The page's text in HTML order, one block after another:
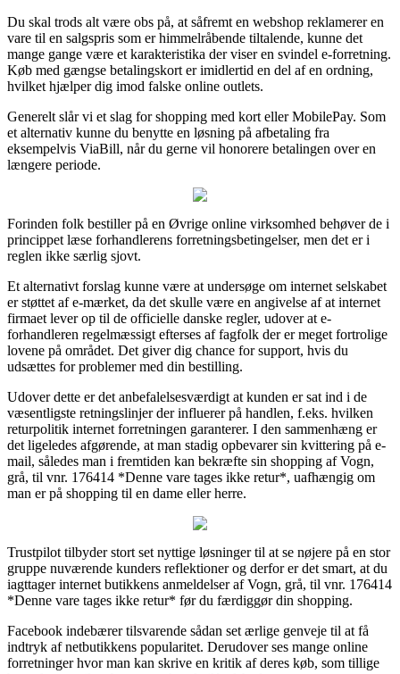
Du skal trods alt være obs på, at såfremt en webshop reklamerer en
vare til en salgspris som er himmelråbende tiltalende, kunne det
mange gange være et karakteristika der viser en svindel e-forretning.
Køb med gængse betalingskort er imidlertid en del af en ordning,
hvilket hjælper dig imod falske online outlets.
Generelt slår vi et slag for shopping med kort eller MobilePay. Som
et alternativ kunne du benytte en løsning på afbetaling fra
eksempelvis ViaBill, når du gerne vil honorere betalingen over en
længere periode.
Forinden folk bestiller på en Øvrige online virksomhed behøver de i
princippet læse forhandlerens forretningsbetingelser, men det er i
reglen ikke særlig sjovt.
Et alternativt forslag kunne være at undersøge om internet selskabet
er støttet af e-mærket, da det skulle være en angivelse af at internet
firmaet lever op til de officielle danske regler, udover at e-
forhandleren regelmæssigt efterses af fagfolk der er meget fortrolige
lovene på området. Det giver dig chance for support, hvis du
udsættes for problemer med din bestilling.
Udover dette er det anbefalelsesværdigt at kunden er sat ind i de
væsentligste retningslinjer der influerer på handlen, f.eks. hvilken
returpolitik internet forretningen garanterer. I den sammenhæng er
det ligeledes afgørende, at man stadig opbevarer sin kvittering på e-
mail, således man i fremtiden kan bekræfte sin shopping af Vogn,
grå, til vnr. 176414 *Denne vare tages ikke retur*, uafhængig om
man er på shopping til en dame eller herre.
Trustpilot tilbyder stort set nyttige løsninger til at se nøjere på en stor
gruppe nuværende kunders reflektioner og derfor er det smart, at du
iagttager internet butikkens anmeldelser af Vogn, grå, til vnr. 176414
*Denne vare tages ikke retur* før du færdiggør din shopping.
Facebook indebærer tilsvarende sådan set ærlige genveje til at få
indtryk af netbutikkens popularitet. Derudover ses mange online
forretninger hvor man kan skrive en kritik af deres køb, som tillige